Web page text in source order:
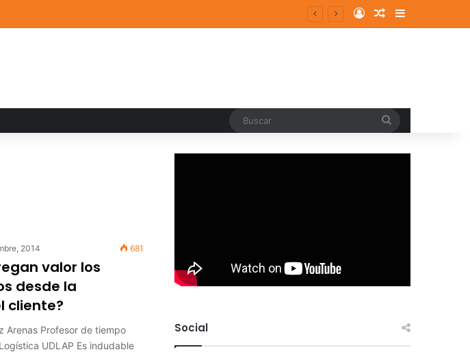
nuevas obras de artistas emergentes y consolidados Log InRandom Article
Sidebar
2014 681
valor los
desde la
cliente?
Arenas Profesor de tiempo
UDLAP Es indudable
Social